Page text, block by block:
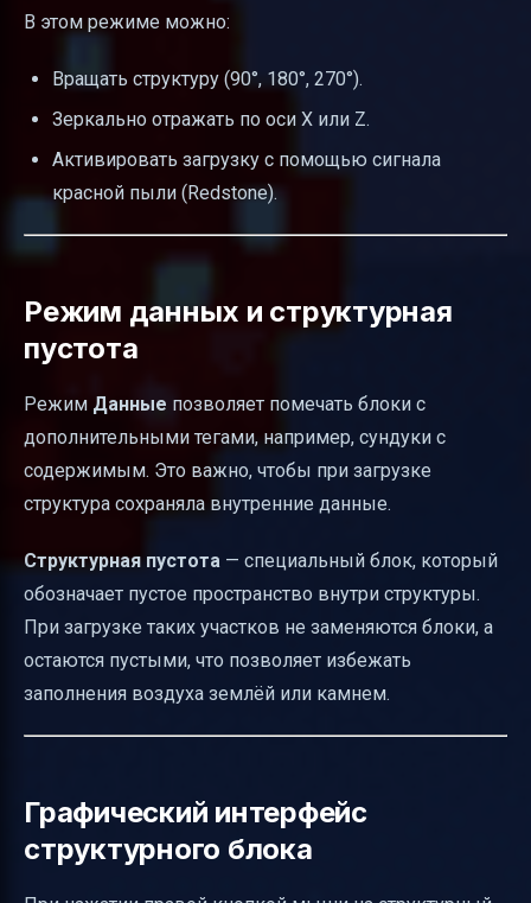
В этом режиме можно:
Вращать структуру (90°, 180°, 270°).
Зеркально отражать по оси X или Z.
Активировать загрузку с помощью сигнала
красной пыли (Redstone).
Режим данных и структурная
пустота
Режим Данные позволяет помечать блоки с
дополнительными тегами, например, сундуки с
содержимым. Это важно, чтобы при загрузке
структура сохраняла внутренние данные.
Структурная пустота — специальный блок, который
обозначает пустое пространство внутри структуры.
При загрузке таких участков не заменяются блоки, а
остаются пустыми, что позволяет избежать
заполнения воздуха землёй или камнем.
Графический интерфейс
структурного блока